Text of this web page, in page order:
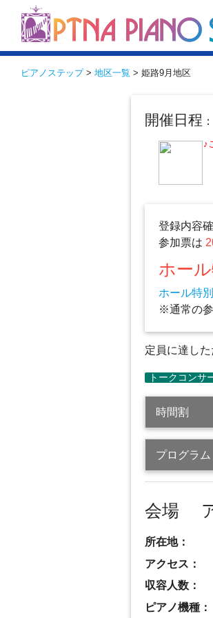
ピアノステップ> 地区一覧 > 姫路9月地区
開催日程
♪
登録内容
参加票は
ホー
ホール特
※通常の参
定員に達し
時間割
プログラム
会場
所在地：
アクセス：
収容人数：
ピアノ機種：